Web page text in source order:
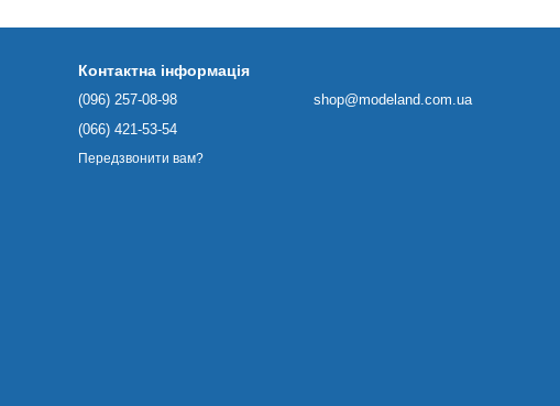
Контактна інформація
(096) 257-08-98
(066) 421-53-54
Передзвонити вам?
shop@modeland.com.ua